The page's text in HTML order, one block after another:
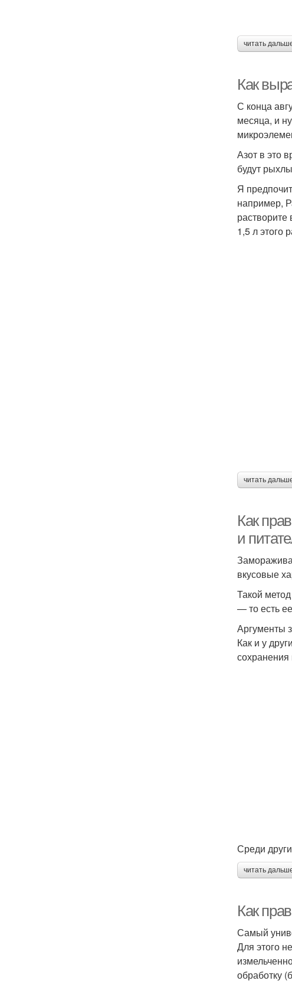
читать
Как
С конца
месяца, и
Азот в это
будут
Я
например,
1,5 л этого
читать
Как
и
вкусовые
Такой
— то есть
Аргументы
Как и у
Среди
читать
Как
Самый
Для этого
обработку